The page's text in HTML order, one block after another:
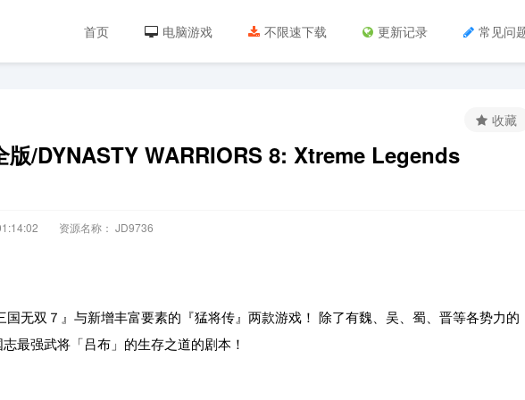
首页 电脑游戏 不限速下载 更新记录 常见问
版/DYNASTY WARRIORS 8: Xtreme Legends
资源名称： JD9736
收藏
国无双７』与新增丰富要素的『猛将传』两款游戏！ 除了有魏、吴、蜀、晋等各势力的
最强武将「吕布」的生存之道的剧本！